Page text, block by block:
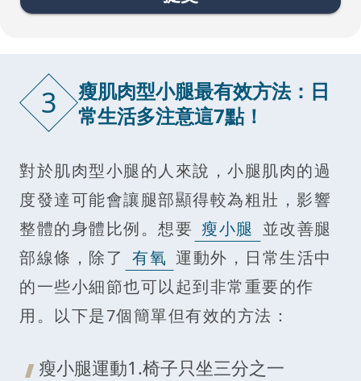
3
瘦肌肉型小腿最有效方法：日
常生活多注意這7點！
對於肌肉型小腿的人來說，小腿肌肉的過
度發達可能會讓腿部顯得較為粗壯，影響
整體的身體比例。想要 瘦小腿 並改善腿
部線條，除了 有氧 運動外，日常生活中
的一些小細節也可以起到非常重要的作
用。以下是7個簡單但有效的方法：
瘦小腿運動1.椅子只坐三分之一